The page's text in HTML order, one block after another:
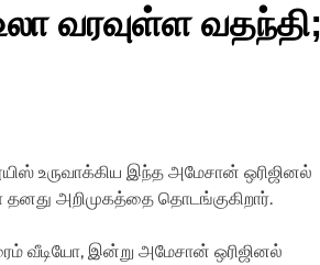
வரவுள்ள வதந்தி;
உருவாக்கிய இந்த அமேசான் ஒரிஜினல்
அறிமுகத்தை தொடங்குகிறார்.
வீடியோ, இன்று அமேசான் ஒரிஜினல்